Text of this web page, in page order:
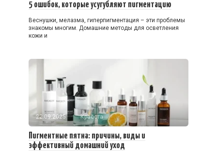
5 ошибок, которые усугубляют пигментацию
Веснушки, мелазма, гиперпигментация – эти проблемы
знакомы многим. Домашние методы для осветления
кожи и
22.09.2025 Красота
Пигментные пятна: причины, виды и
эффективный домашний уход